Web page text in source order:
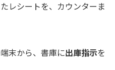
レシートを、カウンターま
末から、書庫に出庫指示を